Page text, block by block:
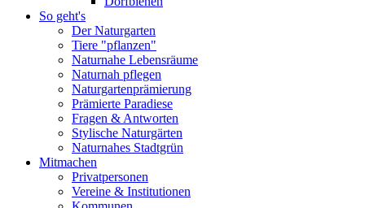
So geht's
Der Naturgarten
Tiere "pflanzen"
Naturnahe Lebensräume
Naturnah pflegen
Naturgartenprämierung
Prämierte Paradiese
Fragen & Antworten
Stylische Naturgärten
Naturnahes Stadtgrün
Mitmachen
Privatpersonen
Vereine & Institutionen